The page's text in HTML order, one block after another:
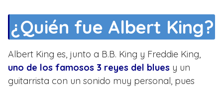
¿Quién fue Albert King?
Albert King es, junto a B.B. King y Freddie King,
uno de los famosos 3 reyes del blues y un
guitarrista con un sonido muy personal, pues